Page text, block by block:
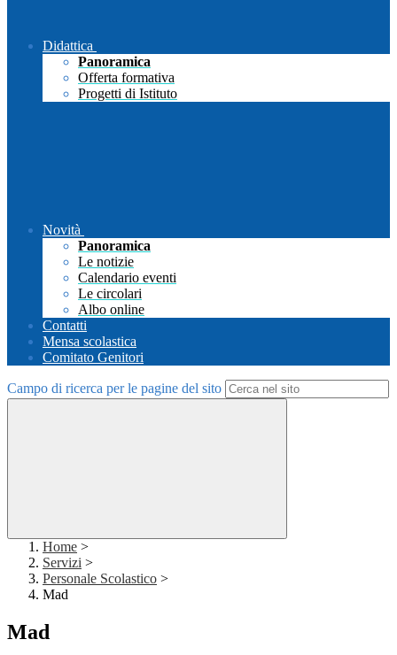
Didattica
Panoramica
Offerta formativa
Progetti di Istituto
Novità
Panoramica
Le notizie
Calendario eventi
Le circolari
Albo online
Contatti
Mensa scolastica
Comitato Genitori
Campo di ricerca per le pagine del sito
Home >
Servizi >
Personale Scolastico >
Mad
Mad